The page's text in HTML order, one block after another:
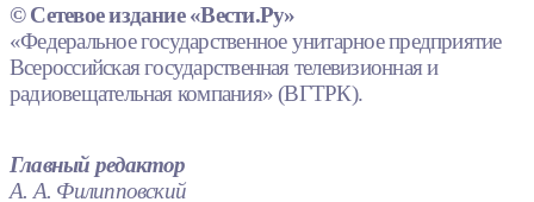
© Сетевое издание «Вести.Ру»
«Федеральное государственное унитарное предприятие
Всероссийская государственная телевизионная и
радиовещательная компания» (ВГТРК).
Главный редактор
А. А. Филипповский